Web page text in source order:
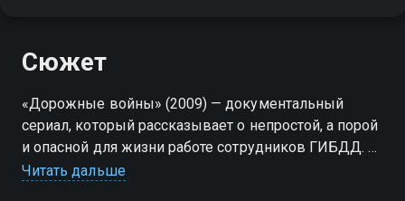
Сюжет
«Дорожные войны» (2009) — документальный
сериал, который рассказывает о непростой, а порой
и опасной для жизни работе сотрудников ГИБДД. За
основу передачи «Дорожные войны» взяты
Читать дальше